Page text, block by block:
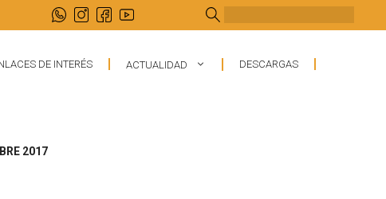
DE INTERÉS ACTUALIDAD DESCARGAS
2017